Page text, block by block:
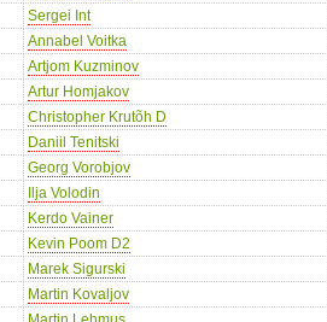
Sergei Int
Annabel Voitka
Artjom Kuzminov
Artur Homjakov
Christopher Krutõh D
Daniil Tenitski
Georg Vorobjov
Ilja Volodin
Kerdo Vainer
Kevin Poom D2
Marek Sigurski
Martin Kovaljov